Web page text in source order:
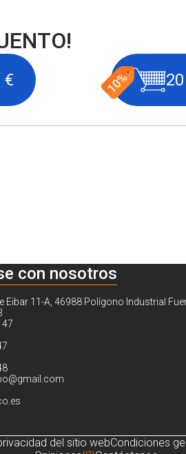
€
con nosotros
Eibar 11-A, 46988 Polígono Industrial
47
del sitio webCondiciones